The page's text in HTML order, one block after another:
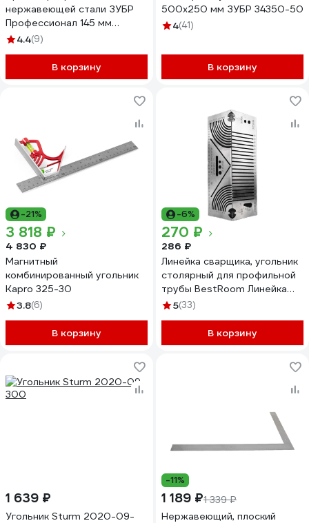
нержавеющей стали ЗУБР
Профессионал 145 мм
34292_z01
4.4(9)
В корзину
500х250 мм ЗУБР 34350-50
4(41)
В корзину
-21%
3 818 ₽
4 830 ₽
Магнитный
комбинированный угольник
Kapro 325-30
3.8(6)
В корзину
-6%
270 ₽
286 ₽
Линейка сварщика, угольник
столярный для профильной
трубы BestRoom Линейка
сварщика(113-669)
5(33)
В корзину
1 639 ₽
Угольник Sturm 2020-09-
-11%
1 189 ₽1 339 ₽
Нержавеющий, плоский